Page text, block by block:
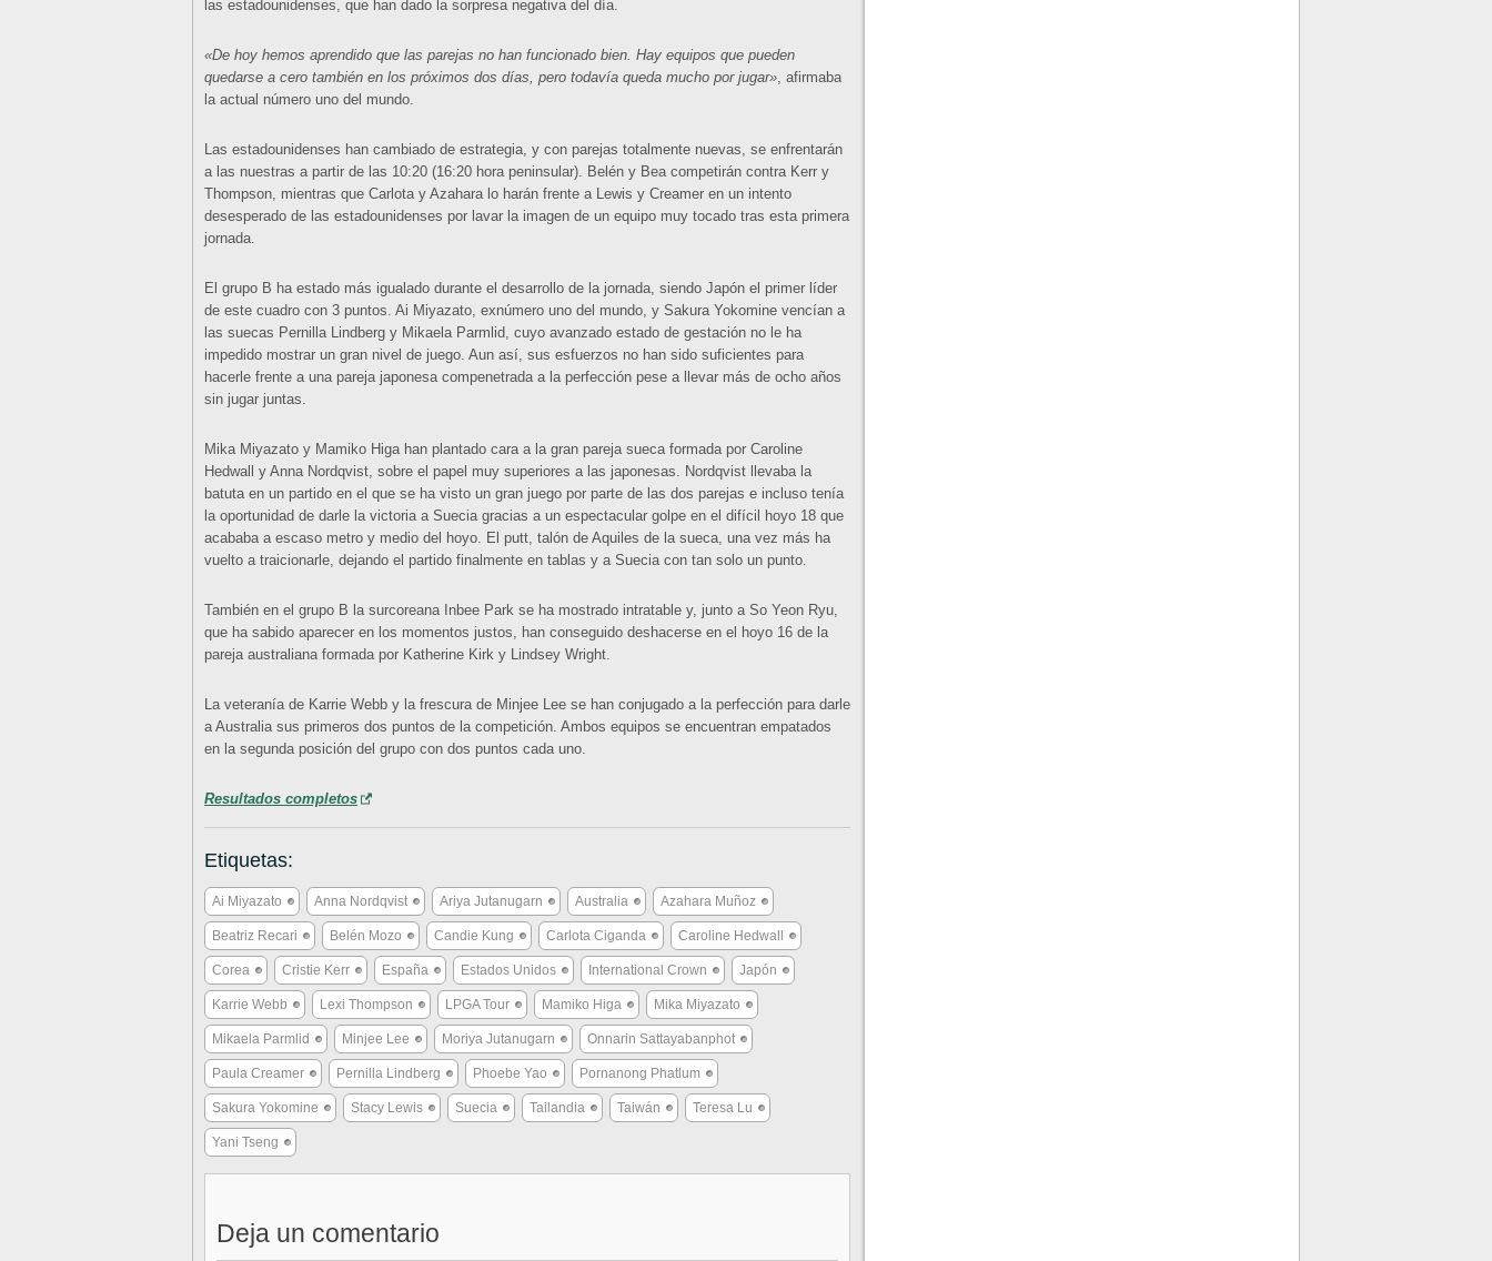
las estadounidenses, que han dado la sorpresa negativa del día.
«De hoy hemos aprendido que las parejas no han funcionado bien. Hay equipos que pueden
quedarse a cero también en los próximos dos días, pero todavía queda mucho por jugar», afirmaba
la actual número uno del mundo.
Las estadounidenses han cambiado de estrategia, y con parejas totalmente nuevas, se enfrentarán
a las nuestras a partir de las 10:20 (16:20 hora peninsular). Belén y Bea competirán contra Kerr y
Thompson, mientras que Carlota y Azahara lo harán frente a Lewis y Creamer en un intento
desesperado de las estadounidenses por lavar la imagen de un equipo muy tocado tras esta primera
jornada.
El grupo B ha estado más igualado durante el desarrollo de la jornada, siendo Japón el primer líder
de este cuadro con 3 puntos. Ai Miyazato, exnúmero uno del mundo, y Sakura Yokomine vencían a
las suecas Pernilla Lindberg y Mikaela Parmlid, cuyo avanzado estado de gestación no le ha
impedido mostrar un gran nivel de juego. Aun así, sus esfuerzos no han sido suficientes para
hacerle frente a una pareja japonesa compenetrada a la perfección pese a llevar más de ocho años
sin jugar juntas.
Mika Miyazato y Mamiko Higa han plantado cara a la gran pareja sueca formada por Caroline
Hedwall y Anna Nordqvist, sobre el papel muy superiores a las japonesas. Nordqvist llevaba la
batuta en un partido en el que se ha visto un gran juego por parte de las dos parejas e incluso tenía
la oportunidad de darle la victoria a Suecia gracias a un espectacular golpe en el difícil hoyo 18 que
acababa a escaso metro y medio del hoyo. El putt, talón de Aquiles de la sueca, una vez más ha
vuelto a traicionarle, dejando el partido finalmente en tablas y a Suecia con tan solo un punto.
También en el grupo B la surcoreana Inbee Park se ha mostrado intratable y, junto a So Yeon Ryu,
que ha sabido aparecer en los momentos justos, han conseguido deshacerse en el hoyo 16 de la
pareja australiana formada por Katherine Kirk y Lindsey Wright.
La veteranía de Karrie Webb y la frescura de Minjee Lee se han conjugado a la perfección para darle
a Australia sus primeros dos puntos de la competición. Ambos equipos se encuentran empatados
en la segunda posición del grupo con dos puntos cada uno.
Resultados completos
Etiquetas:
Ai Miyazato Anna Nordqvist Ariya Jutanugarn Australia Azahara Muñoz
Beatriz Recari Belén Mozo Candie Kung Carlota Ciganda Caroline Hedwall
Corea Cristie Kerr España Estados Unidos International Crown Japón
Karrie Webb Lexi Thompson LPGA Tour Mamiko Higa Mika Miyazato
Mikaela Parmlid Minjee Lee Moriya Jutanugarn Onnarin Sattayabanphot
Paula Creamer Pernilla Lindberg Phoebe Yao Pornanong Phatlum
Sakura Yokomine Stacy Lewis Suecia Tailandia Taiwán Teresa Lu
Yani Tseng
Deja un comentario